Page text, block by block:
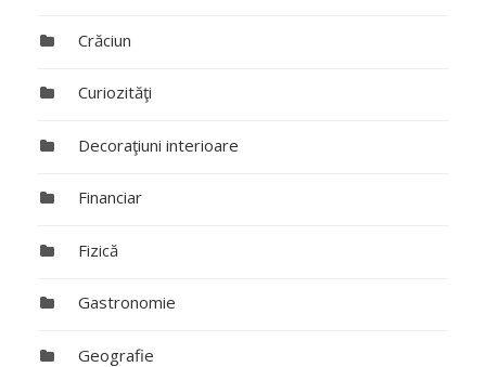
Crăciun
Curiozităţi
Decoraţiuni interioare
Financiar
Fizică
Gastronomie
Geografie